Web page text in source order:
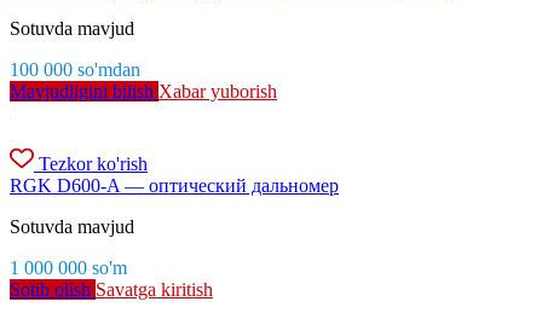
Sotuvda mavjud
100 000 so'mdan
Mavjudligini bilish Xabar yuborish
Tezkor ko'rish
RGK D600-A — оптический дальномер
Sotuvda mavjud
1 000 000 so'm
Sotib olish Savatga kiritish